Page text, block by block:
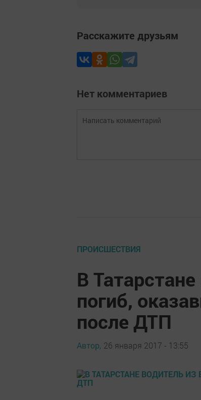
Расскажите друзьям
Нет комментариев
ПРОИСШЕСТВИЯ
В
погиб,
после ДТП
Автор, 26 января 2017 - 13:55